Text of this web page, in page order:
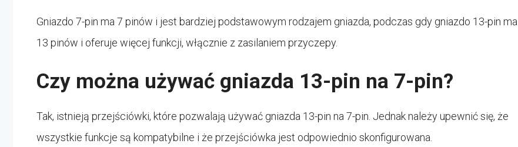
Gniazdo 7-pin ma 7 pinów i jest bardziej podstawowym rodzajem gniazda, podczas gdy gniazdo 13-pin ma
13 pinów i oferuje więcej funkcji, włącznie z zasilaniem przyczepy.
Czy można używać gniazda 13-pin na 7-pin?
Tak, istnieją przejściówki, które pozwalają używać gniazda 13-pin na 7-pin. Jednak należy upewnić się, że
wszystkie funkcje są kompatybilne i że przejściówka jest odpowiednio skonfigurowana.